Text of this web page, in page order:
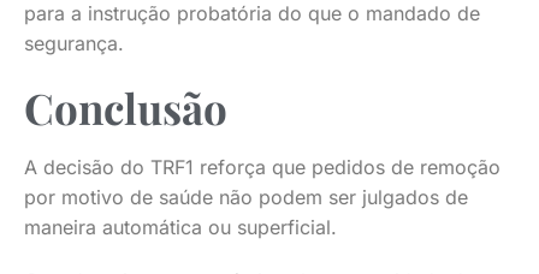
para a instrução probatória do que o mandado de
segurança.
Conclusão
A decisão do TRF1 reforça que pedidos de remoção
por motivo de saúde não podem ser julgados de
maneira automática ou superficial.